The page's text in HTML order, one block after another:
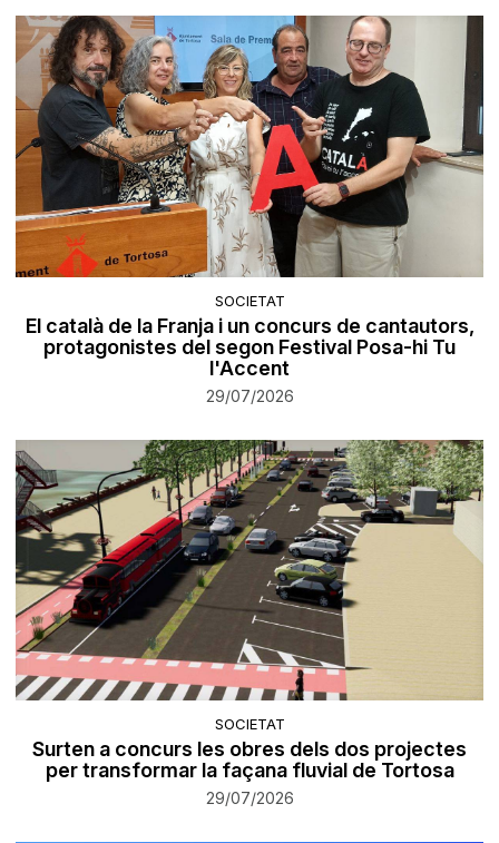
SOCIETAT
El català de la Franja i un concurs de cantautors,
protagonistes del segon Festival Posa-hi Tu
l'Accent
29/07/2026
SOCIETAT
Surten a concurs les obres dels dos projectes
per transformar la façana fluvial de Tortosa
29/07/2026